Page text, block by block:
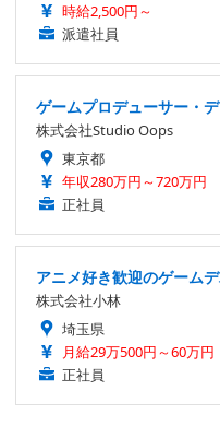
時給2,500円～
派遣社員
ゲームプロデューサー・
株式会社Studio Oops
東京都
年収280万円～720万円
正社員
アニメ好き歓迎のゲーム
株式会社小林
埼玉県
月給29万500円～60万円
正社員